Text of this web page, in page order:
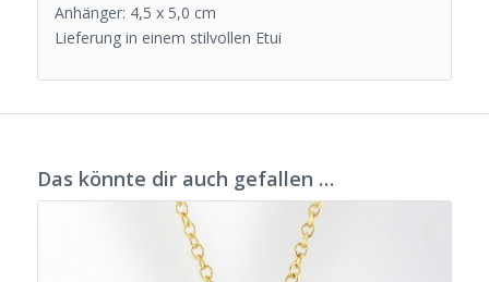
Anhänger: 4,5 x 5,0 cm
Lieferung in einem stilvollen Etui
Das könnte dir auch gefallen …